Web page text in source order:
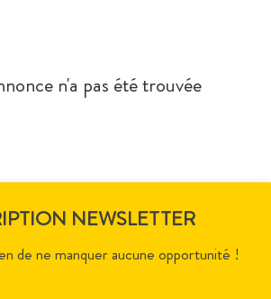
n'a pas été trouvée
NEWSLETTER
de ne manquer aucune opportunité !